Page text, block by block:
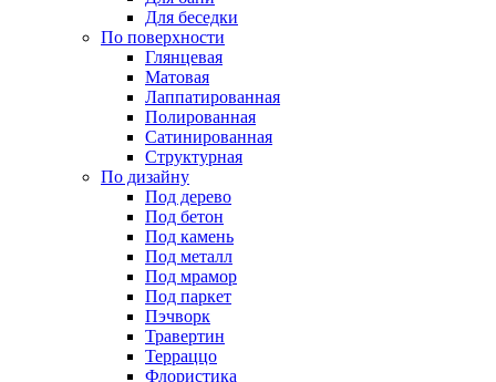
Для беседки
По поверхности
Глянцевая
Матовая
Лаппатированная
Полированная
Сатинированная
Структурная
По дизайну
Под дерево
Под бетон
Под камень
Под металл
Под мрамор
Под паркет
Пэчворк
Травертин
Терраццо
Флористика